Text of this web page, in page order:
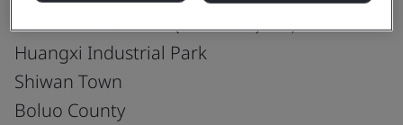
Samtec Electronics (Hui Zhou) Co., Ltd.
Huangxi Industrial Park
Shiwan Town
Boluo County